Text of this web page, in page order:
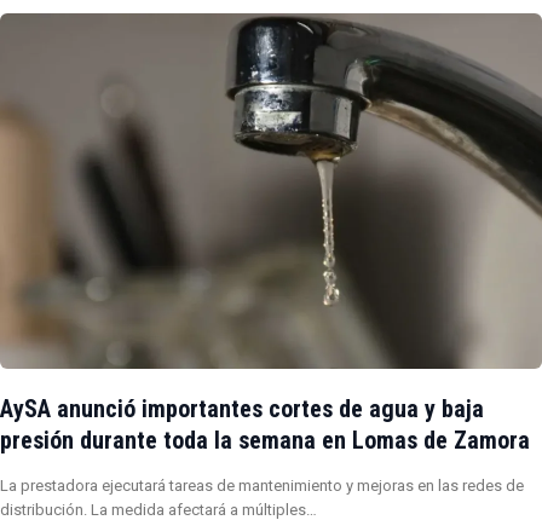
AySA anunció importantes cortes de agua y baja
presión durante toda la semana en Lomas de Zamora
La prestadora ejecutará tareas de mantenimiento y mejoras en las redes de
distribución. La medida afectará a múltiples…